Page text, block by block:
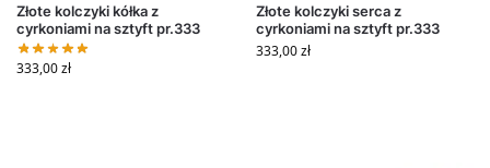
Złote kolczyki kółka z
cyrkoniami na sztyft pr.333
333,00zł
Złote kolczyki serca z
cyrkoniami na sztyft pr.333
333,00zł